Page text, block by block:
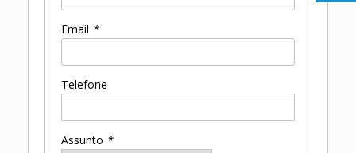
Email *
Telefone
Assunto *